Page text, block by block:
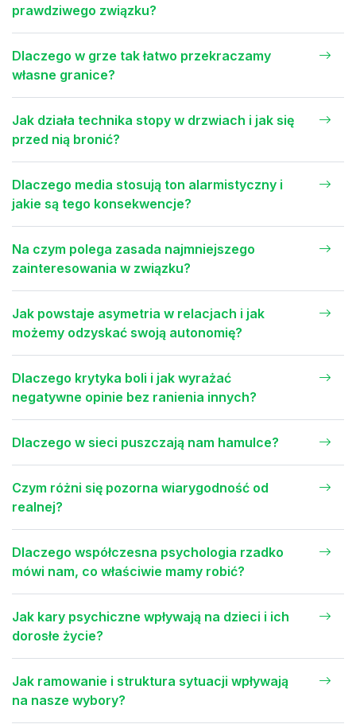
prawdziwego związku?
Dlaczego w grze tak łatwo przekraczamy
własne granice?
Jak działa technika stopy w drzwiach i jak się
przed nią bronić?
Dlaczego media stosują ton alarmistyczny i
jakie są tego konsekwencje?
Na czym polega zasada najmniejszego
zainteresowania w związku?
Jak powstaje asymetria w relacjach i jak
możemy odzyskać swoją autonomię?
Dlaczego krytyka boli i jak wyrażać
negatywne opinie bez ranienia innych?
Dlaczego w sieci puszczają nam hamulce?
Czym różni się pozorna wiarygodność od
realnej?
Dlaczego współczesna psychologia rzadko
mówi nam, co właściwie mamy robić?
Jak kary psychiczne wpływają na dzieci i ich
dorosłe życie?
Jak ramowanie i struktura sytuacji wpływają
na nasze wybory?